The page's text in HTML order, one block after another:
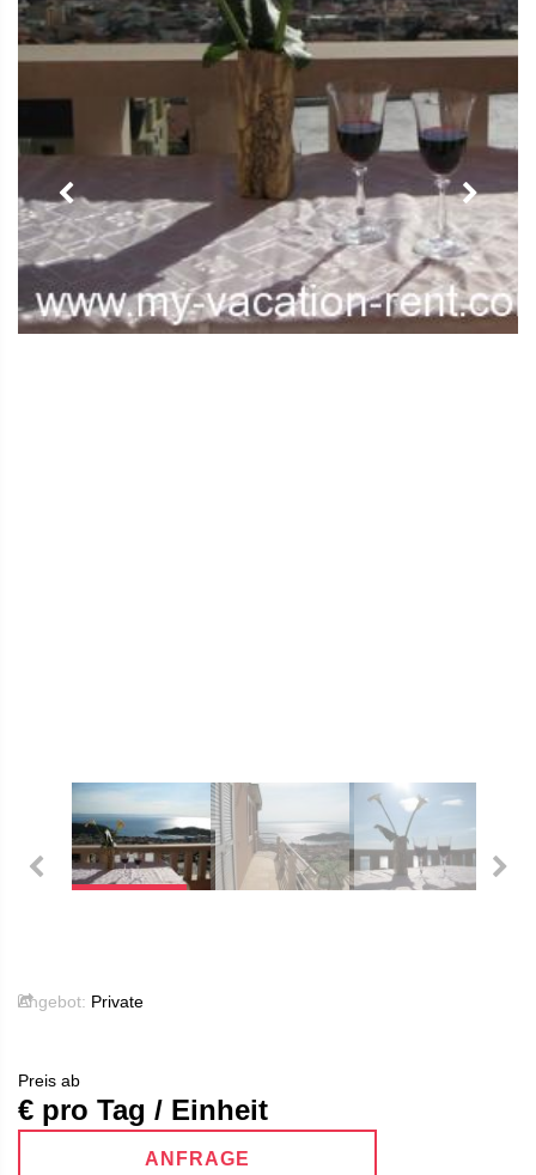
Angebot: Private
Preis ab
€ pro Tag / Einheit
ANFRAGE